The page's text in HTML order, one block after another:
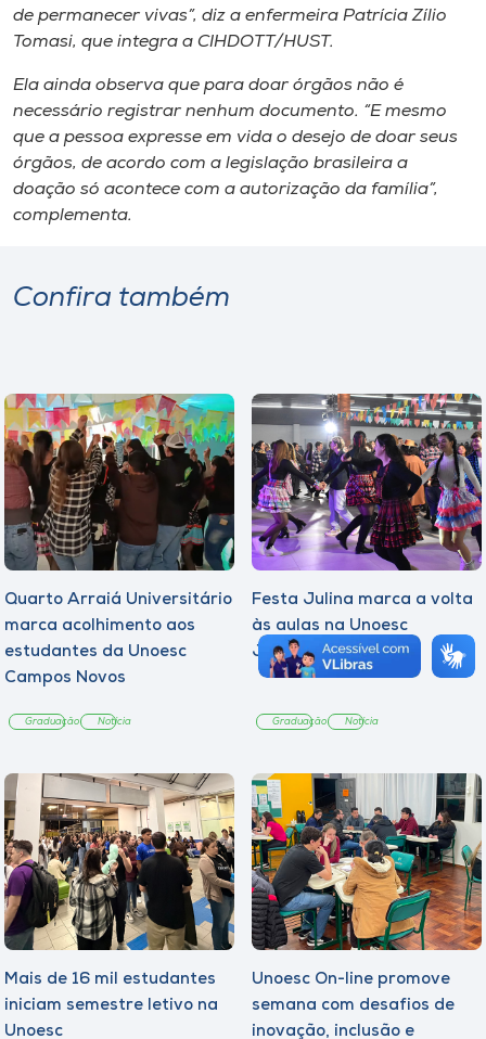
de permanecer vivas”, diz a enfermeira Patrícia Zílio
Tomasi, que integra a CIHDOTT/HUST.
Ela ainda observa que para doar órgãos não é
necessário registrar nenhum documento. “E mesmo
que a pessoa expresse em vida o desejo de doar seus
órgãos, de acordo com a legislação brasileira a
doação só acontece com a autorização da família”,
complementa.
Confira também
Quarto Arraiá Universitário
marca acolhimento aos
estudantes da Unoesc
Campos Novos
Graduação Notícia
Festa Julina marca a volta
às aulas na Unoesc
Joaçaba
Graduação Notícia
Mais de 16 mil estudantes
iniciam semestre letivo na
Unoesc
Unoesc On-line promove
semana com desafios de
inovação, inclusão e